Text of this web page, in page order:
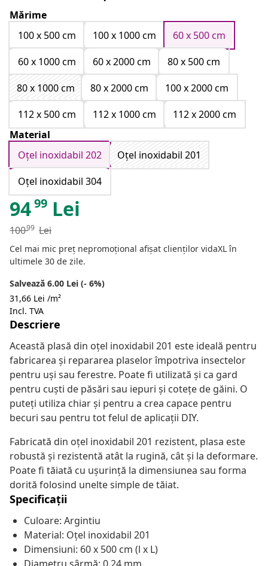
Mărime
100 x 500 cm
100 x 1000 cm
60 x 500 cm
60 x 1000 cm
60 x 2000 cm
80 x 500 cm
80 x 1000 cm
80 x 2000 cm
100 x 2000 cm
112 x 500 cm
112 x 1000 cm
112 x 2000 cm
Material
Oțel inoxidabil 202
Oțel inoxidabil 201
Oțel inoxidabil 304
9499 Lei
10099 Lei
Cel mai mic preț nepromoțional afișat clienților vidaXL în
ultimele 30 de zile.
Salvează 6.00 Lei (- 6%)
31,66 Lei /m²
Incl. TVA
Descriere
Această plasă din oțel inoxidabil 201 este ideală pentru
fabricarea și repararea plaselor împotriva insectelor
pentru uși sau ferestre. Poate fi utilizată și ca gard
pentru cuști de păsări sau iepuri și cotețe de găini. O
puteți utiliza chiar și pentru a crea capace pentru
becuri sau pentru tot felul de aplicații DIY.
Fabricată din oțel inoxidabil 201 rezistent, plasa este
robustă și rezistentă atât la rugină, cât și la deformare.
Poate fi tăiată cu ușurință la dimensiunea sau forma
dorită folosind unelte simple de tăiat.
Specificații
Culoare: Argintiu
Material: Oțel inoxidabil 201
Dimensiuni: 60 x 500 cm (l x L)